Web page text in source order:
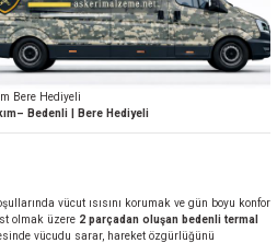
Bere Hediyeli
Bedenli | Bere Hediyeli
vücut ısısını korumak ve gün boyu konfor
olmak üzere 2 parçadan oluşan bedenli termal
vücudu sarar, hareket özgürlüğünü